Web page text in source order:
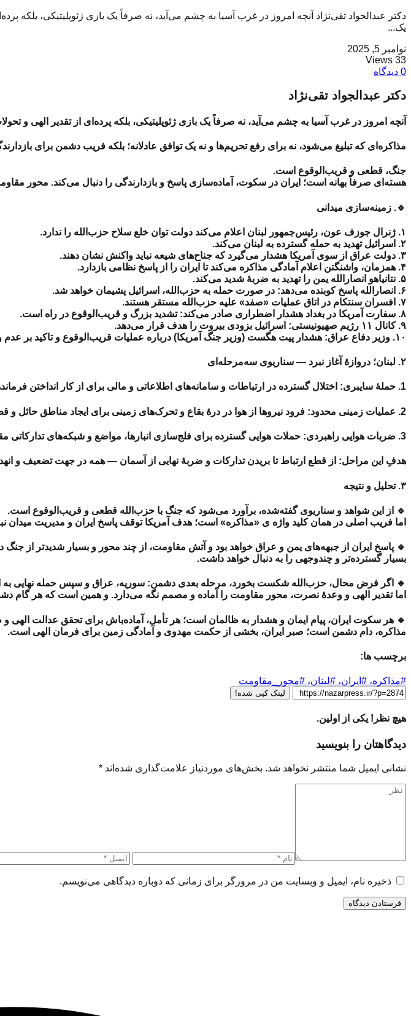
دکتر عبدالجواد تقی‌نژاد آنچه امروز در غرب آسیا به چشم می‌آید، نه صرفاً یک بازی ژئوپلیتیکی، بلکه
یک...
نوامبر 5, 2025
33 Views
0 دیدگاه
دکتر عبدالجواد تقی‌نژاد
آنچه امروز در غرب آسیا به چشم می‌آید، نه صرفاً یک بازی ژئوپلیتیکی، بلکه پرده‌ای از تقدیر الهی و
مذاکره‌ای که تبلیغ می‌شود، نه برای رفع تحریم‌ها و نه یک توافق عادلانه؛ بلکه فریب دشمن برای
جنگ، قطعی و قریب‌الوقوع است.
هسته‌ای صرفاً بهانه است؛ ایران در سکوت، آماده‌سازی پاسخ و بازدارندگی را دنبال می‌کند. محور
🔹. زمینه‌سازی میدانی
۱. ژنرال جوزف عون، رئیس‌جمهور لبنان اعلام می‌کند دولت توان خلع سلاح حزب‌الله را ندارد.
۲. اسرائیل تهدید به حمله گسترده به لبنان می‌کند.
۳. دولت عراق از سوی آمریکا هشدار می‌گیرد که جناح‌های شیعه نباید واکنش نشان دهند.
۴. همزمان، واشنگتن اعلام آمادگی مذاکره می‌کند تا ایران را از پاسخ نظامی بازدارد.
۵. نتانیاهو انصارالله یمن را تهدید به ضربهٔ شدید می‌کند.
۶. انصارالله پاسخ کوبنده می‌دهد: در صورت حمله به حزب‌الله، اسرائیل پشیمان خواهد شد.
۷. افسران سنتکام در اتاق عملیات «صفد» علیه حزب‌الله مستقر هستند.
۸. سفارت آمریکا در بغداد هشدار اضطراری صادر می‌کند: تشدید بزرگ و قریب‌الوقوع در راه است.
۹. کانال ۱۱ رژیم صهیونیستی: اسرائیل بزودی بیروت را هدف قرار می‌دهد.
۱۰. وزیر دفاع عراق: هشدار پیت هگست (وزیر جنگ آمریکا) درباره عملیات قریب‌الوقوع و تاکید بر عدم واکنش جناح‌های شیعه.
۲. لبنان؛ دروازهٔ آغاز نبرد — سناریوی سه‌مرحله‌ای
1. حملهٔ سایبری: اختلال گسترده در ارتباطات و سامانه‌های اطلاعاتی و مالی برای از کار انداختن فرماندهی و تحلیل دشمن.
2. عملیات زمینی محدود: فرود نیروها از هوا در درهٔ بقاع و تحرک‌های زمینی برای ایجاد مناطق حائل و قطع خطوط پشتیبانی مقاومت.
3. ضربات هوایی راهبردی: حملات هوایی گسترده برای فلج‌سازی انبارها، مواضع و شبکه‌های تدارکاتی مقاومت.
هدفِ این مراحل: از قطع ارتباط تا بریدن تدارکات و ضربهٔ نهایی از آسمان — همه در جهت تضعیف و
۳. تحلیل و نتیجه
🔹 از این شواهد و سناریوی گفته‌شده، برآورد می‌شود که جنگ با حزب‌الله قطعی و قریب‌الوقوع است.
اما فریب اصلی در همان کلید واژه ی «مذاکره» است؛ هدف آمریکا توقف پاسخ ایران و مدیریت میدان
🔹 پاسخ ایران از جبهه‌های یمن و عراق خواهد بود و آتش مقاومت، از چند محور و بسیار شدیدتر از
بسیار گسترده‌تر و چندوجهی را به دنبال خواهد داشت.
🔹 اگر فرض محال، حزب‌الله شکست بخورد، مرحله بعدی دشمن: سوریه، عراق و سپس حمله نهایی به
اما تقدیر الهی و وعدهٔ نصرت، محور مقاومت را آماده و مصمم نگه می‌دارد. و همین است که هر گام
🔹 هر سکوت ایران، پیام ایمان و هشدار به ظالمان است؛ هر تأمل، آماده‌باش برای تحقق عدالت الهی
مذاکره، دام دشمن است؛ صبر ایران، بخشی از حکمت مهدوی و آمادگی زمین برای فرمان الهی است.
برچسب ها:
#مذاکره، #ایران، #لبنان، #محور_مقاومت
لینک کپی شده!
هیچ نظر! یکی از اولین.
دیدگاهتان را بنویسید
نشانی ایمیل شما منتشر نخواهد شد. بخش‌های موردنیاز علامت‌گذاری شده‌اند *
ذخیره نام، ایمیل و وبسایت من در مرورگر برای زمانی که دوباره دیدگاهی می‌نویسم.